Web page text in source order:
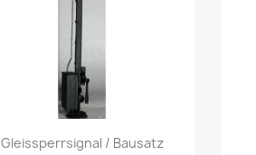
Vorschau
Gleissperrsignal / Bausatz